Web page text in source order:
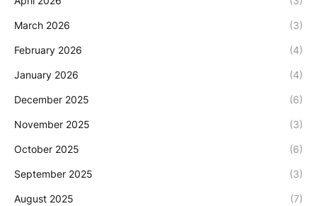
March 2026 (3)
February 2026 (4)
January 2026 (4)
December 2025 (6)
November 2025 (3)
October 2025 (6)
September 2025 (3)
August 2025 (7)